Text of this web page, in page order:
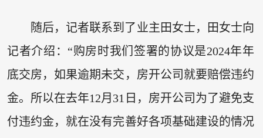
随后，记者联系到了业主田女士，田女士向
记者介绍：“购房时我们签署的协议是2024年年
底交房，如果逾期未交，房开公司就要赔偿违约
金。所以在去年12月31日，房开公司为了避免支
付违约金，就在没有完善好各项基础建设的情况